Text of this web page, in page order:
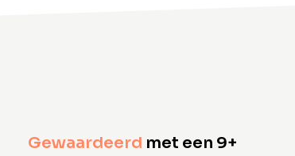
Gewaardeerd met een 9+